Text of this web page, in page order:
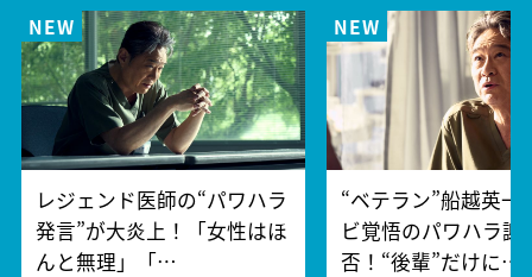
レジェンド医師の“パワハラ
発言”が大炎上！「女性はほ
んと無理」「…
“ベテラン”船越英一
ビ覚悟のパワハラ謝
否！“後輩”だけに…